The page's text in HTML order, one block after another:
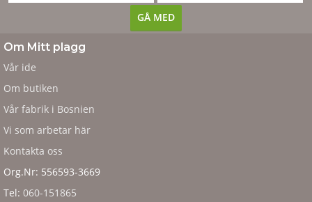
Om Mitt plagg
Vår ide
Om butiken
Vår fabrik i Bosnien
Vi som arbetar här
Kontakta oss
Org.Nr: 556593-3669
Tel: 060-151865